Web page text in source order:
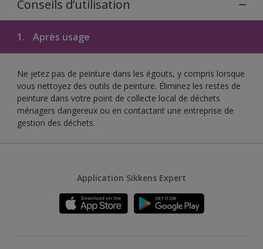
Conseils d’utilisation
1. Après usage
Ne jetez pas de peinture dans les égouts, y compris lorsque
vous nettoyez des outils de peinture. Éliminez les restes de
peinture dans votre point de collecte local de déchets
ménagers dangereux ou en contactant une entreprise de
gestion des déchets.
Application Sikkens Expert